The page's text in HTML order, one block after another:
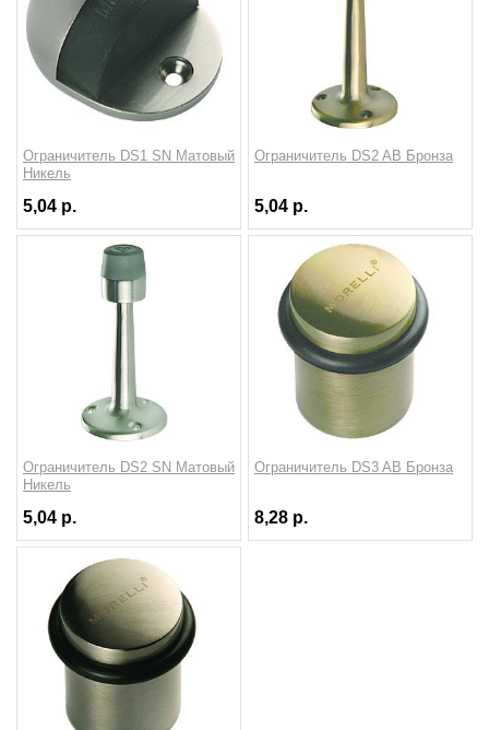
Ограничитель DS1 SN Матовый
Никель
5,04 р.
Ограничитель DS2 AB Бронза
5,04 р.
Ограничитель DS2 SN Матовый
Никель
5,04 р.
Ограничитель DS3 AB Бронза
8,28 р.